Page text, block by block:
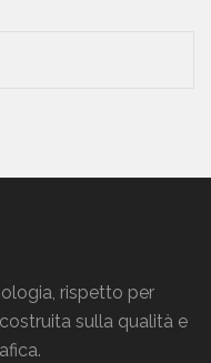
rispetto per
sulla qualità e